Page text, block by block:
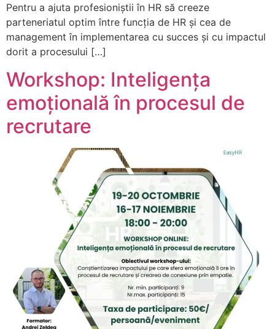
Pentru a ajuta profesioniștii în HR să creeze
parteneriatul optim între funcția de HR și cea de
management în implementarea cu succes și cu impactul
dorit a procesului […]
Workshop: Inteligența
emoțională în procesul de
recrutare